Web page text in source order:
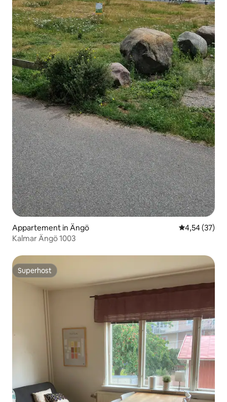
Appartement in Ängö Gemiddelde
4,54 (37)
Kalmar Ängö 1003
Superhost
Superhost